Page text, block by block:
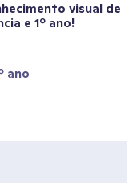
visual de
e 1º ano!
ano